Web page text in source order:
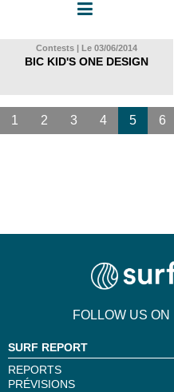
Contests | Le 03/06/2014
BIC KID'S ONE DESIGN
1 2 3 4 5 6
FOLLOW US ON
SURF REPORT
REPORTS
PRÉVISIONS